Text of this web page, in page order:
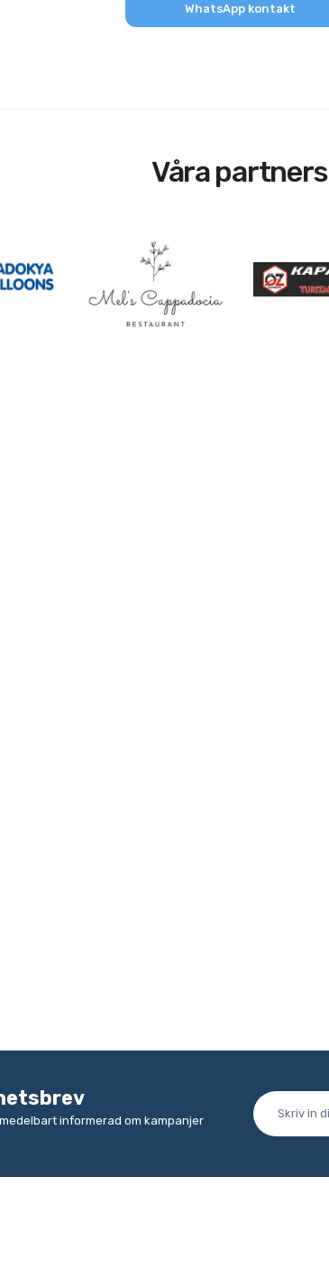
WhatsApp kontakt
Våra partners
informerad om kampanjer